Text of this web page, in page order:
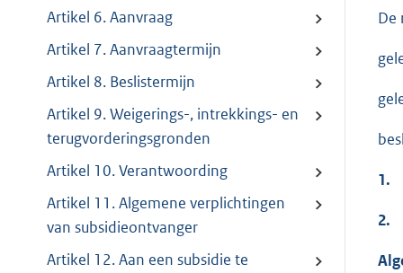
Artikel 6. Aanvraag
Artikel 7. Aanvraagtermijn
Artikel 8. Beslistermijn
Artikel 9. Weigerings-, intrekkings- en
terugvorderingsgronden
Artikel 10. Verantwoording
Artikel 11. Algemene verplichtingen
van subsidieontvanger
Artikel 12. Aan een subsidie te
De
1.
2.